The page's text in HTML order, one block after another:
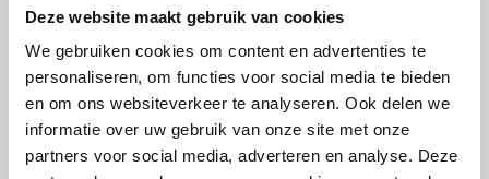
Deze website maakt gebruik van cookies
We gebruiken cookies om content en advertenties te
personaliseren, om functies voor social media te bieden
en om ons websiteverkeer te analyseren. Ook delen we
informatie over uw gebruik van onze site met onze
partners voor social media, adverteren en analyse. Deze
Tip 1:
Schrijf een duidelijke introductie en geef de volgende
informatie mee:
Ben je student, werkachtig of werkzoekend